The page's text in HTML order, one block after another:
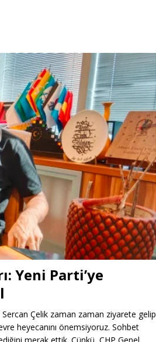
Yeni Parti’ye
Çelik zaman zaman ziyarete gelip
heyecanını önemsiyoruz. Sohbet
merak ettik. Çünkü, CHP Genel